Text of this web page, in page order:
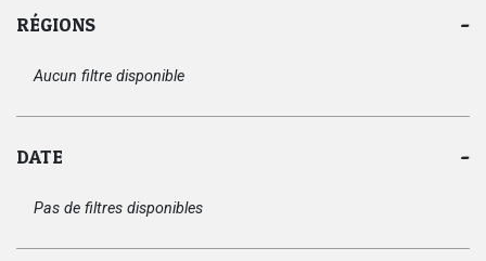
RÉGIONS
Aucun filtre disponible
DATE
Pas de filtres disponibles